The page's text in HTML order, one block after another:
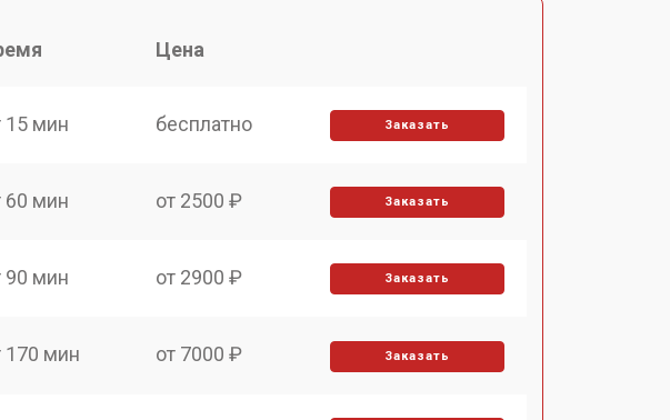
Цена
15 мин бесплатно Заказать
60 мин от 2500 ₽ Заказать
90 мин от 2900 ₽ Заказать
170 мин от 7000 ₽ Заказать